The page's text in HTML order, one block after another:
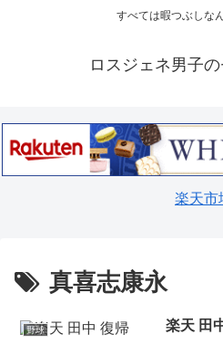
すべては暇つぶしな
ロスジェネ男子
楽天市
真喜志康永
野球 楽天 田